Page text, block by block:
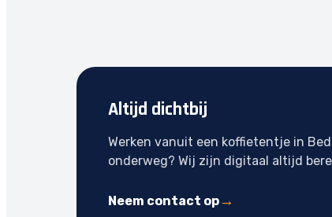
Altijd dichtbij
Werken vanuit een koffietentje in
onderweg? Wij zijn digitaal altijd
Neem contact op